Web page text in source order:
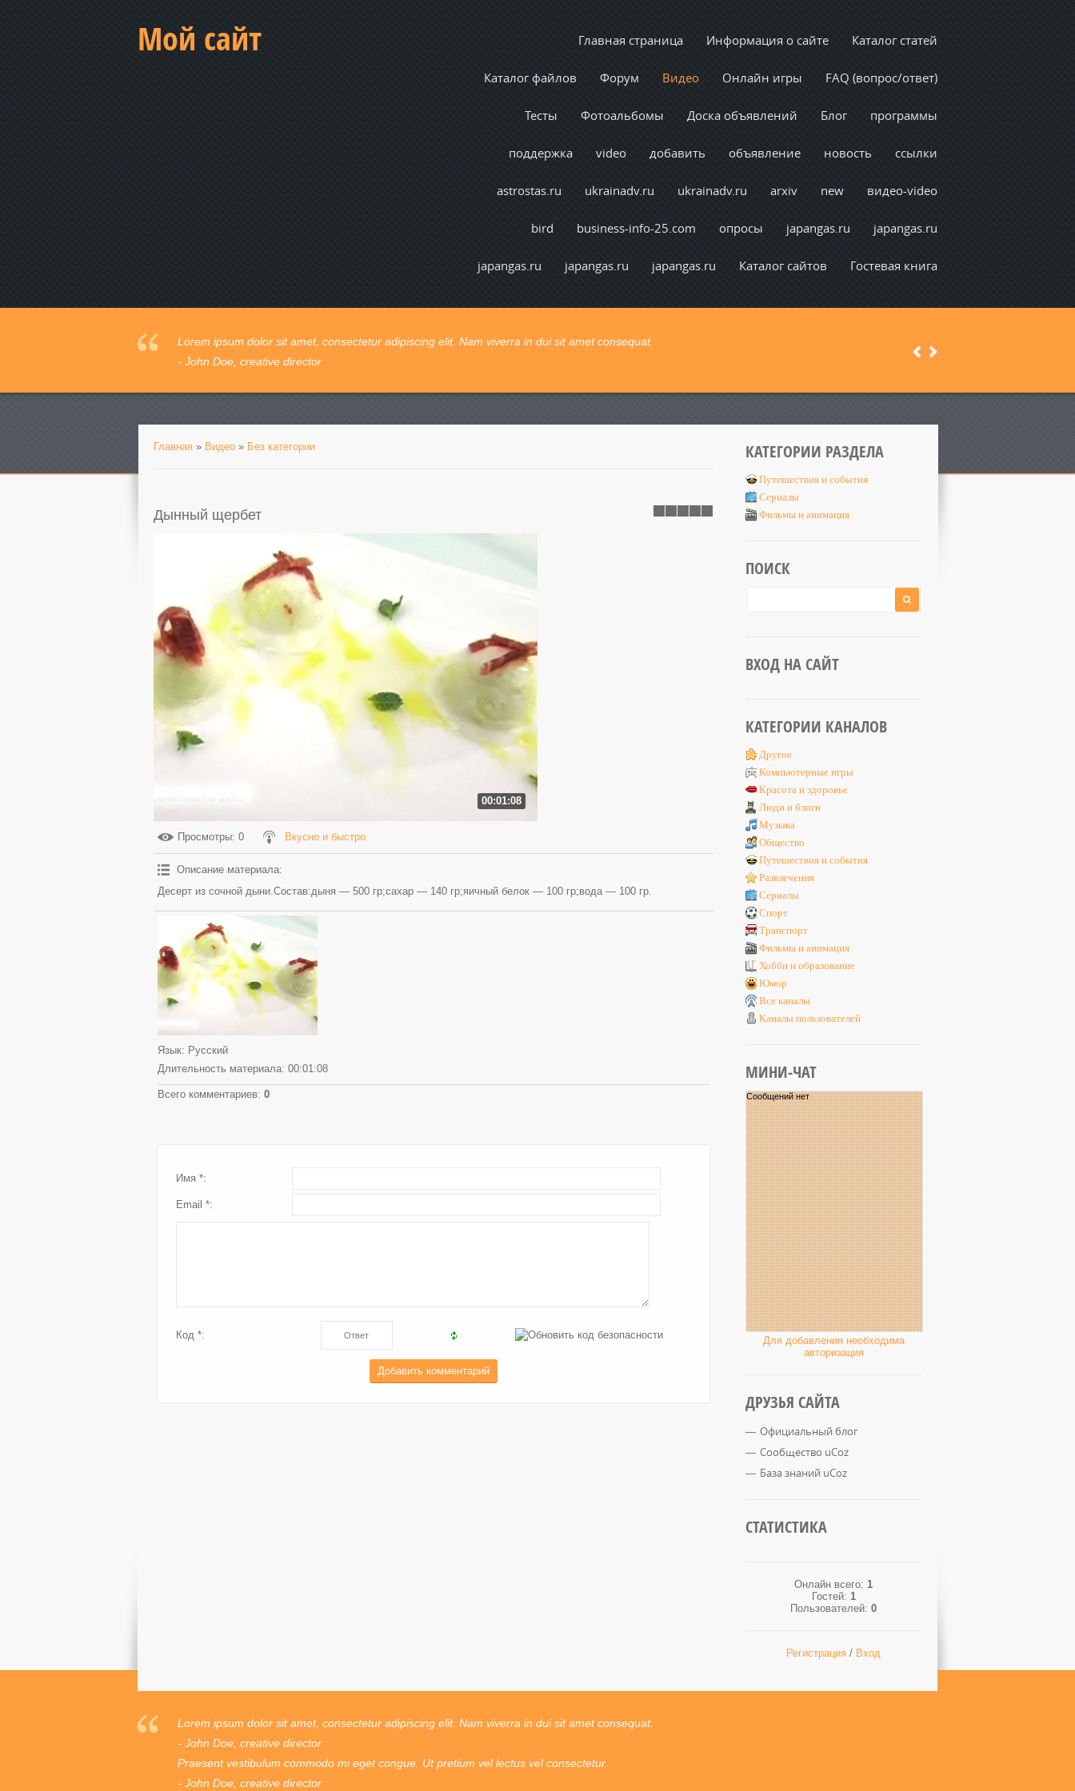
Мой сайт Главная страница Информация о сайте Каталог статей
Каталог файлов Форум Видео Онлайн игры FAQ (вопрос/ответ)
Тесты Фотоальбомы Доска объявлений Блог программы
поддержка video добавить объявление новость ссылки
astrostas.ru ukrainadv.ru ukrainadv.ru arxiv new видео-video
bird business-info-25.com опросы japangas.ru japangas.ru
japangas.ru japangas.ru japangas.ru Каталог сайтов Гостевая книга
Praesent vestibulum commodo mi eget congue. Ut pretium vel lectus vel consectetur.
- John Doe, creative director
Previous
Главная » Видео » Без категории
Дынный щербет
00:01:08
Просмотры: 0 Вкусно и быстро
Описание материала:
Десерт из сочной дыни.Состав:дыня — 500 гр;сахар — 140 гр;яичный белок — 100 гр;вода — 100 гр.
Язык: Русский
Длительность материала: 00:01:08
Всего комментариев: 0
Имя *:
Email *:
Код *:
КАТЕГОРИИ РАЗДЕЛА
Путешествия и события
Сериалы
Фильмы и анимация
ПОИСК
ВХОД НА САЙТ
КАТЕГОРИИ КАНАЛОВ
Другое
Компьютерные игры
Красота и здоровье
Люди и блоги
Музыка
Общество
Путешествия и события
Развлечения
Сериалы
Спорт
Транспорт
Фильмы и анимация
Хобби и образование
Юмор
Все каналы
Каналы пользователей
МИНИ-ЧАТ
Для добавления необходима
авторизация
ДРУЗЬЯ САЙТА
Официальный блог
Сообщество uCoz
База знаний uCoz
СТАТИСТИКА
Онлайн всего: 1
Гостей: 1
Пользователей: 0
Регистрация / Вход
Lorem ipsum dolor sit amet, consectetur adipiscing elit. Nam viverra in dui sit amet consequat.
- John Doe, creative director
Praesent vestibulum commodo mi eget congue. Ut pretium vel lectus vel consectetur.
- John Doe, creative director